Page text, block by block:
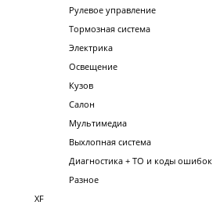
Рулевое управление
Тормозная система
Электрика
Освещение
Кузов
Салон
Мультимедиа
Выхлопная система
Диагностика + ТО и коды ошибок
Разное
XF